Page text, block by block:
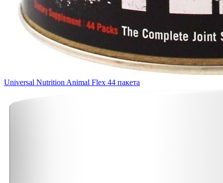
Universal Nutrition Animal Flex 44 пакета